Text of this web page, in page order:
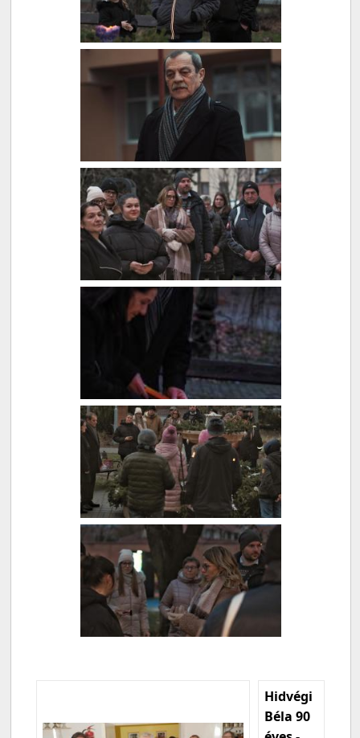
Hidvégi
Béla 90